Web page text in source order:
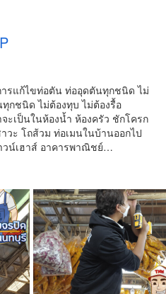
รแก้ไขท่อตัน ท่ออุดตันทุกชนิด ไม่
กชนิด ไม่ต้องทุบ ไม่ต้องรื้อ
ะเป็นในห้องน้ำ ห้องครัว ชักโครก
วะ โถส้วม ท่อเมนในบ้านออกไป
น์เฮาส์ อาคารพาณิชย์…